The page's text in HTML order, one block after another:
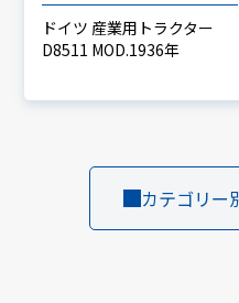
ドイツ 産業用トラクター
D8511 MOD.1936年
カテゴリー